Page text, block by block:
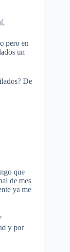
pero en
un
De
que
de mes
ya me
y por